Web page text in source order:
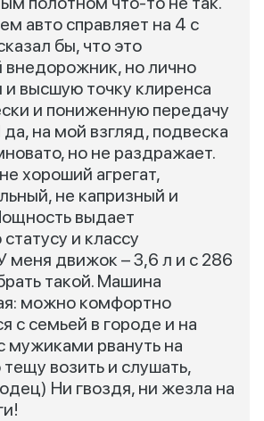
авто справляет на 4 с
бы, что это
но лично
и высшую точку клиренса
и пониженную передачу
на мой взгляд, подвеска
но не раздражает.
хороший агрегат,
не капризный и
выдает
и классу
меня движок – 3,6 л и с 286
такой. Машина
можно комфортно
с семьей в городе и на
мужиками рвануть на
возить и слушать,
Ни гвоздя, ни жезла на